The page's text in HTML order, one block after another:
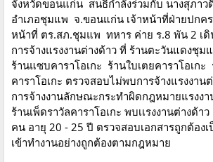
จังหวัดขอนแก่น สนธิกำลังร่วมกับ นางสุภ
อำเภอชุมแพ จ.ขอนแก่น เจ้าหน้าที่ฝ่ายปกค
หน้าที่ ตร.สภ.ชุมแพ ทหาร ค่าย ร.8 พัน 2 เดิ
การจ้างแรงงานต่างด้าว ที่ ร้านตะวันแดงชุ
ร้านแซบคาราโอเกะ ร้านใบเตยคาราโอเก
คาราโอเกะ ตรวจสอบไม่พบการจ้างแรงงาน
การจ้างงานลักษณะกระทำผิดกฎหมายแรงง
ร้านเพ็ดราวัลคาราโอเกะ พบเเรงงานต่างด้า
คน อายุ 20 - 25 ปี ตรวจสอบเอกสารถูกต้อง
เข้าทำงานอย่างถูกต้องตามกฎหมาย